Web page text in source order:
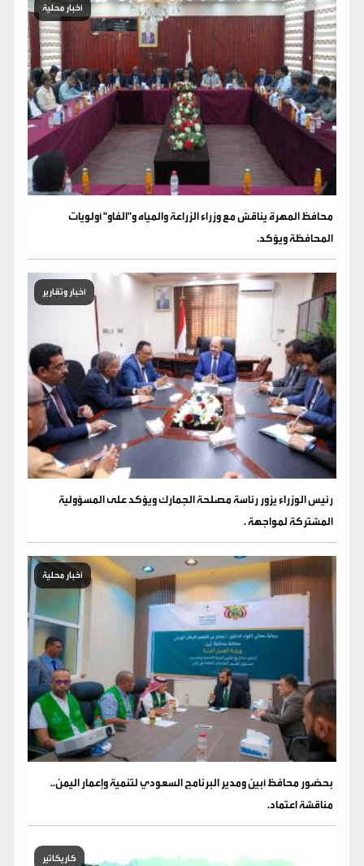
أخبار محلية
محافظ المهرة يناقش مع وزراء الزراعة والمياه و"الفاو" أولويات
المحافظة ويؤكد.
أخبار وتقارير
رئيس الوزراء يزور رئاسة مصلحة الجمارك ويؤكد على المسؤولية
المشتركة لمواجهة .
أخبار محلية
بحضور محافظ أبين ومدير البرنامج السعودي لتنمية وإعمار اليمن..
مناقشة اعتماد.
كاريكاتير